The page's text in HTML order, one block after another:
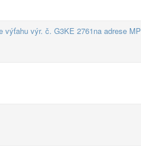
výr. č. G3KE 2761na adrese